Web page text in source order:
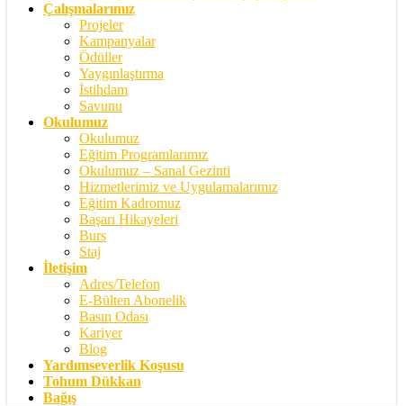
Çalışmalarımız
Projeler
Kampanyalar
Ödüller
Yaygınlaştırma
İstihdam
Savunu
Okulumuz
Okulumuz
Eğitim Programlarımız
Okulumuz – Sanal Gezinti
Hizmetlerimiz ve Uygulamalarımız
Eğitim Kadromuz
Başarı Hikayeleri
Burs
Staj
İletişim
Adres/Telefon
E-Bülten Abonelik
Basın Odası
Kariyer
Blog
Yardımseverlik Koşusu
Tohum Dükkan
Bağış